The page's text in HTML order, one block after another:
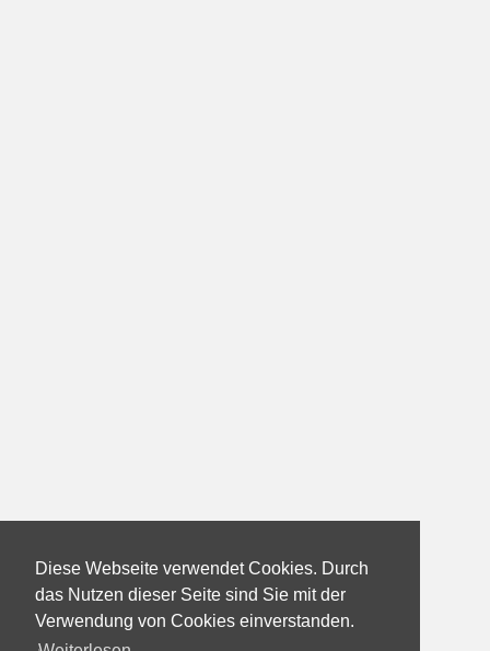
Diese Webseite verwendet Cookies. Durch
das Nutzen dieser Seite sind Sie mit der
Verwendung von Cookies einverstanden.